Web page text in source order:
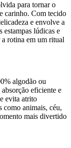
para tornar o
carinho. Com tecido
e envolve a
estampas lúdicas e
a rotina em um ritual
algodão ou
eficiente e
evita atrito
como animais, céu,
mais divertido